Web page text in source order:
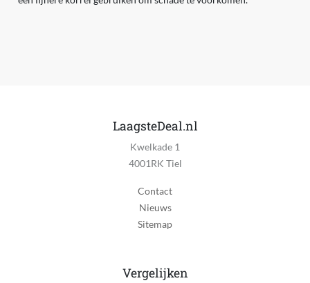
LaagsteDeal.nl
Kwelkade 1
4001RK Tiel
Contact
Nieuws
Sitemap
Vergelijken